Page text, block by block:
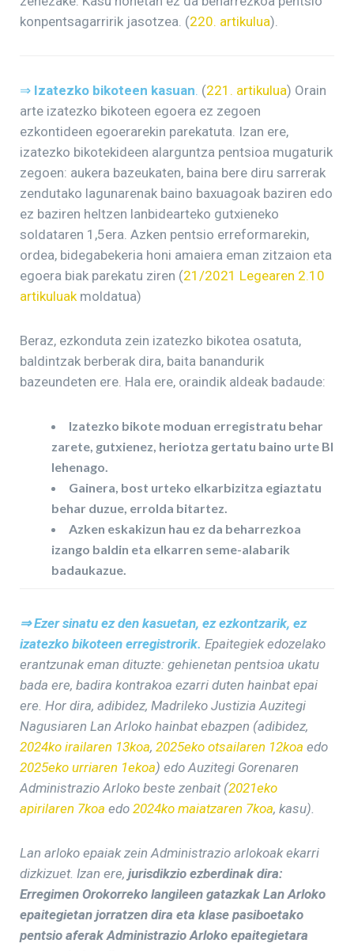
konpentsagarririk jasotzea. (220. artikulua).
⇒ Izatezko bikoteen kasuan (221. artikulua) Orain
arte izatezko bikoteen egoera ez zegoen
ezkontideen egoerarekin parekatuta. Izan ere,
izatezko bikotekideen alarguntza pentsioa mugaturik
zegoen: aukera bazeukaten, baina bere diru sarrerak
zendutako lagunarenak baino baxuagoak baziren edo
ez baziren heltzen lanbidearteko gutxieneko
soldataren 1,5era. Azken pentsio erreformarekin,
ordea, bidegabekeria honi amaiera eman zitzaion eta
egoera biak parekatu ziren (21/2021 Legearen 2.10
artikuluak moldatua)
Beraz, ezkonduta zein izatezko bikotea osatuta,
baldintzak berberak dira, baita banandurik
bazeundeten ere. Hala ere, oraindik aldeak badaude:
Izatezko bikote moduan erregistratu behar
zarete, gutxienez, heriotza gertatu baino urte BI
lehenago.
Gainera, bost urteko elkarbizitza egiaztatu
behar duzue, errolda bitartez.
Azken eskakizun hau ez da beharrezkoa
izango baldin eta elkarren seme-alabarik
badaukazue.
⇒ Ezer sinatu ez den kasuetan, ez ezkontzarik, ez
izatezko bikoteen erregistrorik. Epaitegiek edozelako
erantzunak eman dituzte: gehienetan pentsioa ukatu
bada ere, badira kontrakoa ezarri duten hainbat epai
ere. Hor dira, adibidez, Madrileko Justizia Auzitegi
Nagusiaren Lan Arloko hainbat ebazpen (adibidez,
2024ko irailaren 13koa, 2025eko otsailaren 12koa edo
2025eko urriaren 1ekoa) edo Auzitegi Gorenaren
Administrazio Arloko beste zenbait (2021eko
apirilaren 7koa edo 2024ko maiatzaren 7koa, kasu).
Lan arloko epaiak zein Administrazio arlokoak ekarri
dizkizuet. Izan ere, jurisdikzio ezberdinak dira:
Erregimen Orokorreko langileen gatazkak Lan Arloko
epaitegietan jorratzen dira eta klase pasiboetako
pentsio aferak Administrazio Arloko epaitegietara